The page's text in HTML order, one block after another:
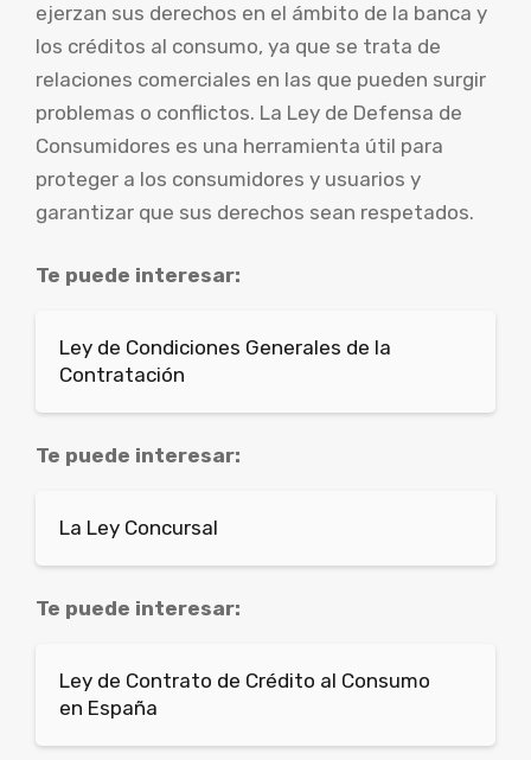
ejerzan sus derechos en el ámbito de la banca y
los créditos al consumo, ya que se trata de
relaciones comerciales en las que pueden surgir
problemas o conflictos. La Ley de Defensa de
Consumidores es una herramienta útil para
proteger a los consumidores y usuarios y
garantizar que sus derechos sean respetados.
Te puede interesar:
Ley de Condiciones Generales de la
Contratación
Te puede interesar:
La Ley Concursal
Te puede interesar:
Ley de Contrato de Crédito al Consumo
en España